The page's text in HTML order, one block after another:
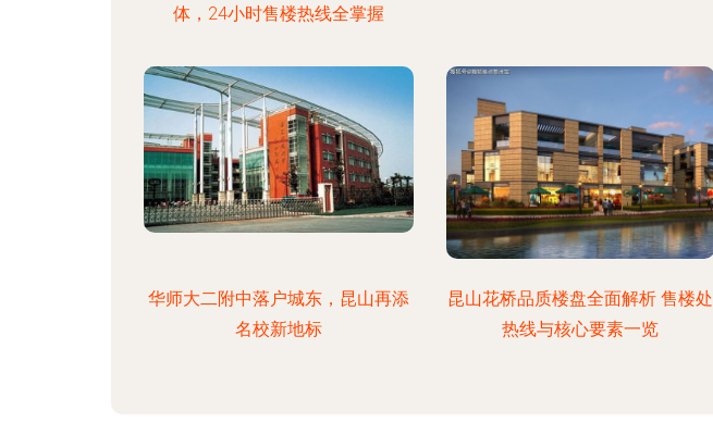
体，24小时售楼热线全掌握
华师大二附中落户城东，昆山再添
名校新地标
昆山花桥品质楼盘全面解析 售楼处
热线与核心要素一览